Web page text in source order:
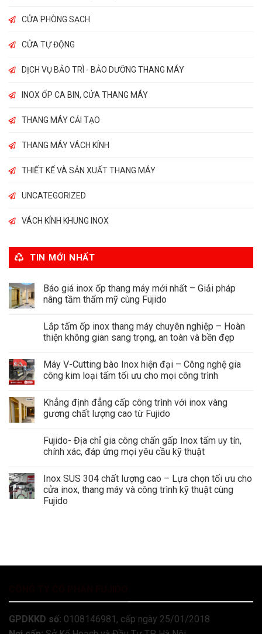
CỬA PHÒNG SẠCH
CỬA TỰ ĐỘNG
DỊCH VỤ BẢO TRÌ - BẢO DƯỠNG THANG MÁY
INOX ỐP CA BIN, CỬA THANG MÁY
THANG MÁY CẢI TẠO
THANG MÁY VÁCH KÍNH
THIẾT KẾ VÀ SẢN XUẤT THANG MÁY
UNCATEGORIZED
VÁCH KÍNH KHUNG INOX
TIN MỚI NHẤT
Báo giá inox ốp thang máy mới nhất – Giải pháp
nâng tầm thẩm mỹ cùng Fujido
Lắp tấm ốp inox thang máy chuyên nghiệp – Hoàn
thiện không gian sang trọng, an toàn và bền đẹp
Máy V-Cutting bào Inox hiện đại – Công nghệ gia
công kim loại tấm tối ưu cho mọi công trình
Khẳng định đẳng cấp công trình với inox vàng
gương chất lượng cao từ Fujido
Fujido- Địa chỉ gia công chấn gấp Inox tấm uy tín,
chính xác, đáp ứng mọi yêu cầu kỹ thuật
Inox SUS 304 chất lượng cao – Lựa chọn tối ưu cho
cửa inox, thang máy và công trình kỹ thuật cùng
Fujido
GPDKKD số: 0108146981, cấp ngày 25/01/2018